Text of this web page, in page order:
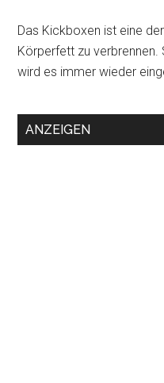
Das Kickboxen ist eine
Körperfett zu verbrennen.
wird es immer wieder
ANZEIGEN